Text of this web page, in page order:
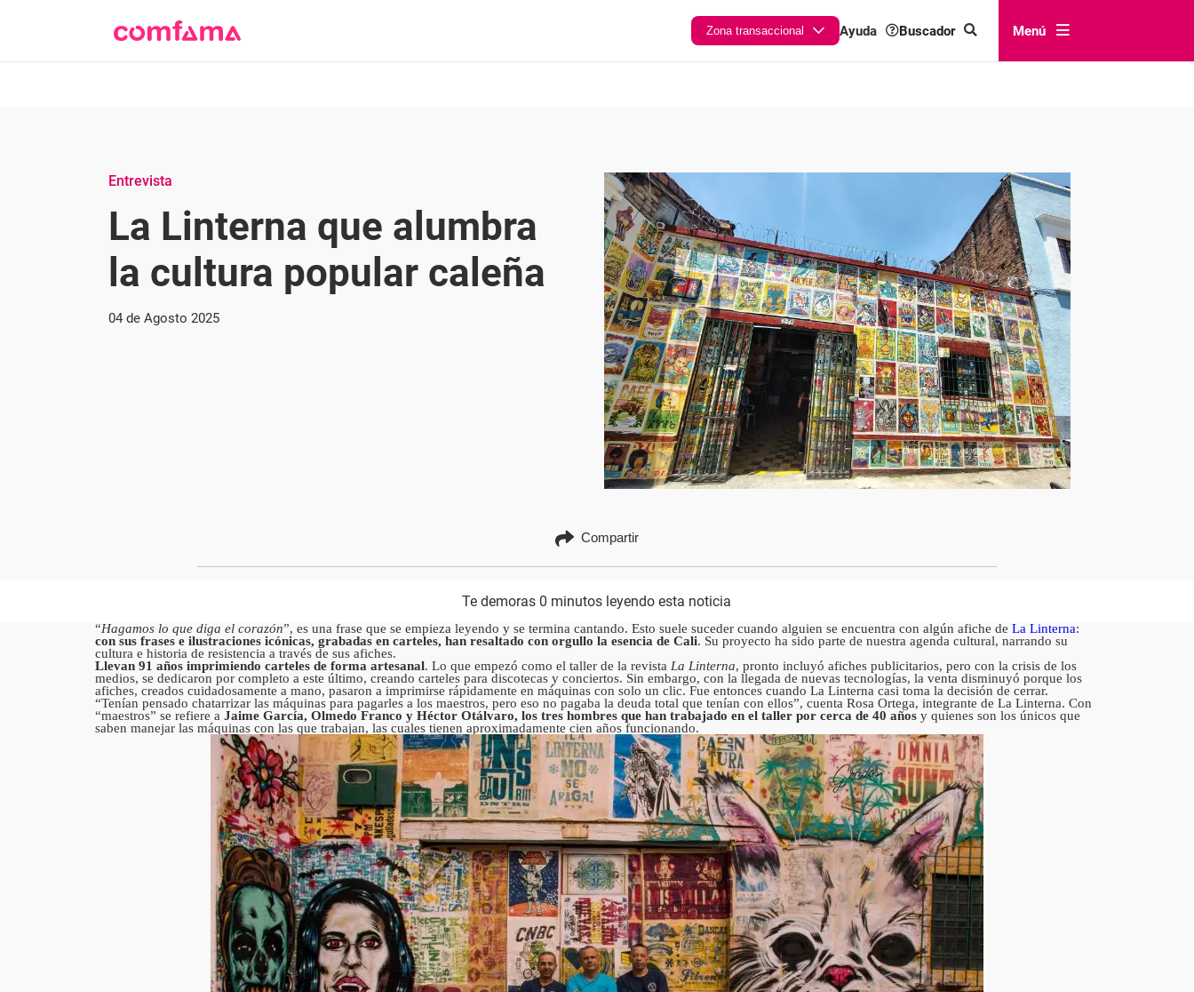
Zona transaccional Ayuda Buscador Menú
Entrevista
La Linterna que alumbra
la cultura popular caleña
04 de Agosto 2025
Compartir
Te demoras 0 minutos leyendo esta noticia
“Hagamos lo que diga el corazón”, es una frase que se empieza leyendo y se termina cantando. Esto suele suceder cuando alguien se encuentra con algún afiche de La Linterna:
con sus frases e ilustraciones icónicas, grabadas en carteles, han resaltado con orgullo la esencia de Cali. Su proyecto ha sido parte de nuestra agenda cultural, narrando su
cultura e historia de resistencia a través de sus afiches.
Llevan 91 años imprimiendo carteles de forma artesanal. Lo que empezó como el taller de la revista La Linterna, pronto incluyó afiches publicitarios, pero con la crisis de los
medios, se dedicaron por completo a este último, creando carteles para discotecas y conciertos. Sin embargo, con la llegada de nuevas tecnologías, la venta disminuyó porque los
afiches, creados cuidadosamente a mano, pasaron a imprimirse rápidamente en máquinas con solo un clic. Fue entonces cuando La Linterna casi toma la decisión de cerrar.
“Tenían pensado chatarrizar las máquinas para pagarles a los maestros, pero eso no pagaba la deuda total que tenían con ellos”, cuenta Rosa Ortega, integrante de La Linterna. Con
“maestros” se refiere a Jaime García, Olmedo Franco y Héctor Otálvaro, los tres hombres que han trabajado en el taller por cerca de 40 añosy quienes son los únicos que
saben manejar las máquinas con las que trabajan, las cuales tienen aproximadamente cien años funcionando.